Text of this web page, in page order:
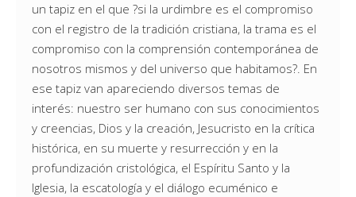
un tapiz en el que ?si la urdimbre es el compromiso
con el registro de la tradición cristiana, la trama es el
compromiso con la comprensión contemporánea de
nosotros mismos y del universo que habitamos?. En
ese tapiz van apareciendo diversos temas de
interés: nuestro ser humano con sus conocimientos
y creencias, Dios y la creación, Jesucristo en la crítica
histórica, en su muerte y resurrección y en la
profundización cristológica, el Espíritu Santo y la
Iglesia, la escatología y el diálogo ecuménico e